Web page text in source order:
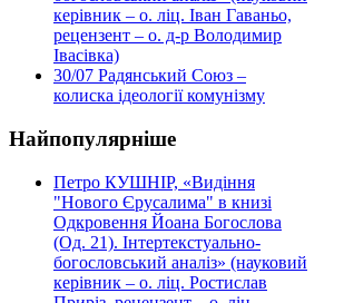
керівник – о. ліц. Іван Гаваньо,
рецензент – о. д-р Володимир
Івасівка)
30/07 Радянський Союз –
колиска ідеології комунізму
Найпопулярніше
Петро КУШНІР, «Видіння
"Нового Єрусалима" в книзі
Одкровення Йоана Богослова
(Од. 21). Інтертекстуально-
богословський аналіз» (науковий
керівник – о. ліц. Ростислав